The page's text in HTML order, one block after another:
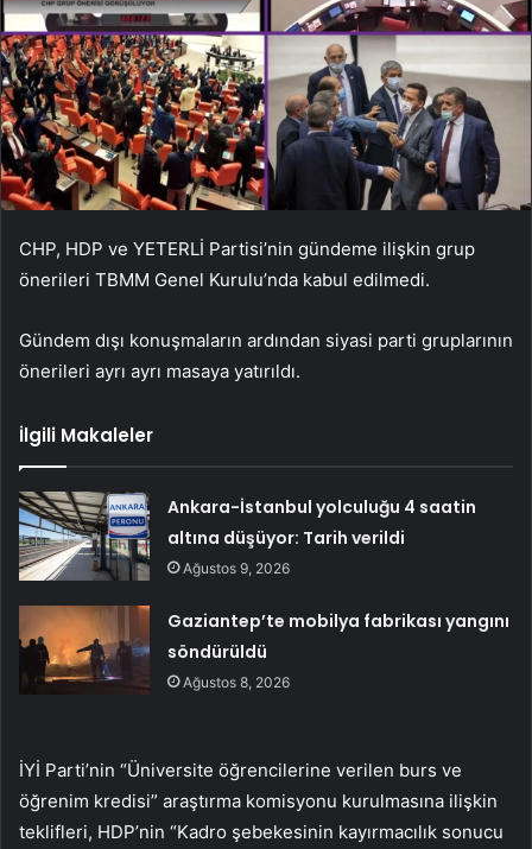
CHP, HDP ve YETERLİ Partisi’nin gündeme ilişkin grup
önerileri TBMM Genel Kurulu’nda kabul edilmedi.
Gündem dışı konuşmaların ardından siyasi parti gruplarının
önerileri ayrı ayrı masaya yatırıldı.
İlgili Makaleler
Ankara-İstanbul yolculuğu 4 saatin
altına düşüyor: Tarih verildi
Ağustos 9, 2026
Gaziantep’te mobilya fabrikası yangını
söndürüldü
Ağustos 8, 2026
İYİ Parti’nin “Üniversite öğrencilerine verilen burs ve
öğrenim kredisi” araştırma komisyonu kurulmasına ilişkin
teklifleri, HDP’nin “Kadro şebekesinin kayırmacılık sonucu